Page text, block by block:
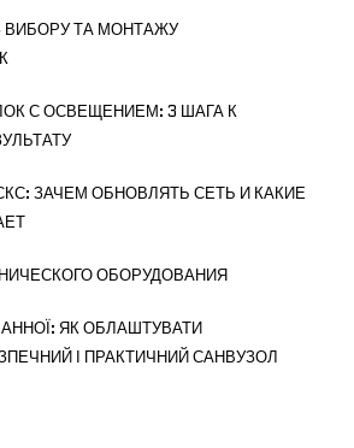
ВИБОРУ ТА МОНТАЖУ
С ОСВЕЩЕНИЕМ: 3 ШАГА К
ЗАЧЕМ ОБНОВЛЯТЬ СЕТЬ И КАКИЕ
ОБОРУДОВАНИЯ
ЯК ОБЛАШТУВАТИ
І ПРАКТИЧНИЙ САНВУЗОЛ